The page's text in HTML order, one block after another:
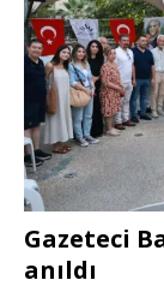
Gazeteci
anıldı